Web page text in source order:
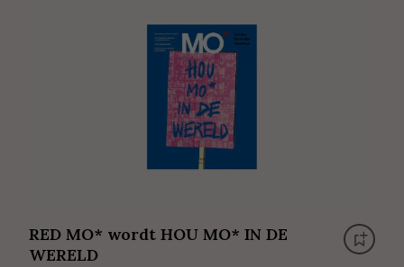
RED MO* wordt HOU MO* IN DE
WERELD